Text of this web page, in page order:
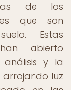
de los
que son
Estas
abierto
análisis y la
luz